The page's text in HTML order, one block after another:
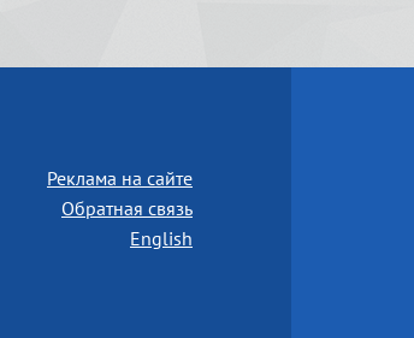
Реклама на сайте
Обратная связь
English